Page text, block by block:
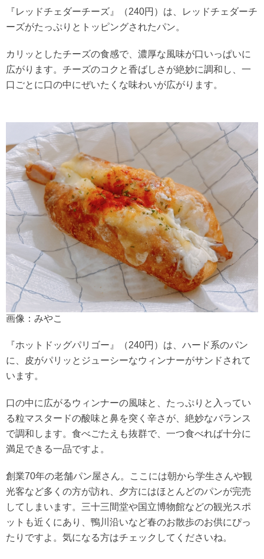
『レッドチェダーチーズ』（240円）は、レッドチェダーチ
ーズがたっぷりとトッピングされたパン。
カリッとしたチーズの食感で、濃厚な風味が口いっぱいに
広がります。チーズのコクと香ばしさが絶妙に調和し、一
口ごとに口の中にぜいたくな味わいが広がります。
画像：みやこ
『ホットドッグパリゴー』（240円）は、ハード系のパン
に、皮がパリッとジューシーなウィンナーがサンドされて
います。
口の中に広がるウィンナーの風味と、たっぷりと入ってい
る粒マスタードの酸味と鼻を突く辛さが、絶妙なバランス
で調和します。食べごたえも抜群で、一つ食べれば十分に
満足できる一品ですよ。
創業70年の老舗パン屋さん。ここには朝から学生さんや観
光客など多くの方が訪れ、夕方にはほとんどのパンが完売
してしまいます。三十三間堂や国立博物館などの観光スポ
ットも近くにあり、鴨川沿いなど春のお散歩のお供にぴっ
たりですよ。気になる方はチェックしてくださいね。